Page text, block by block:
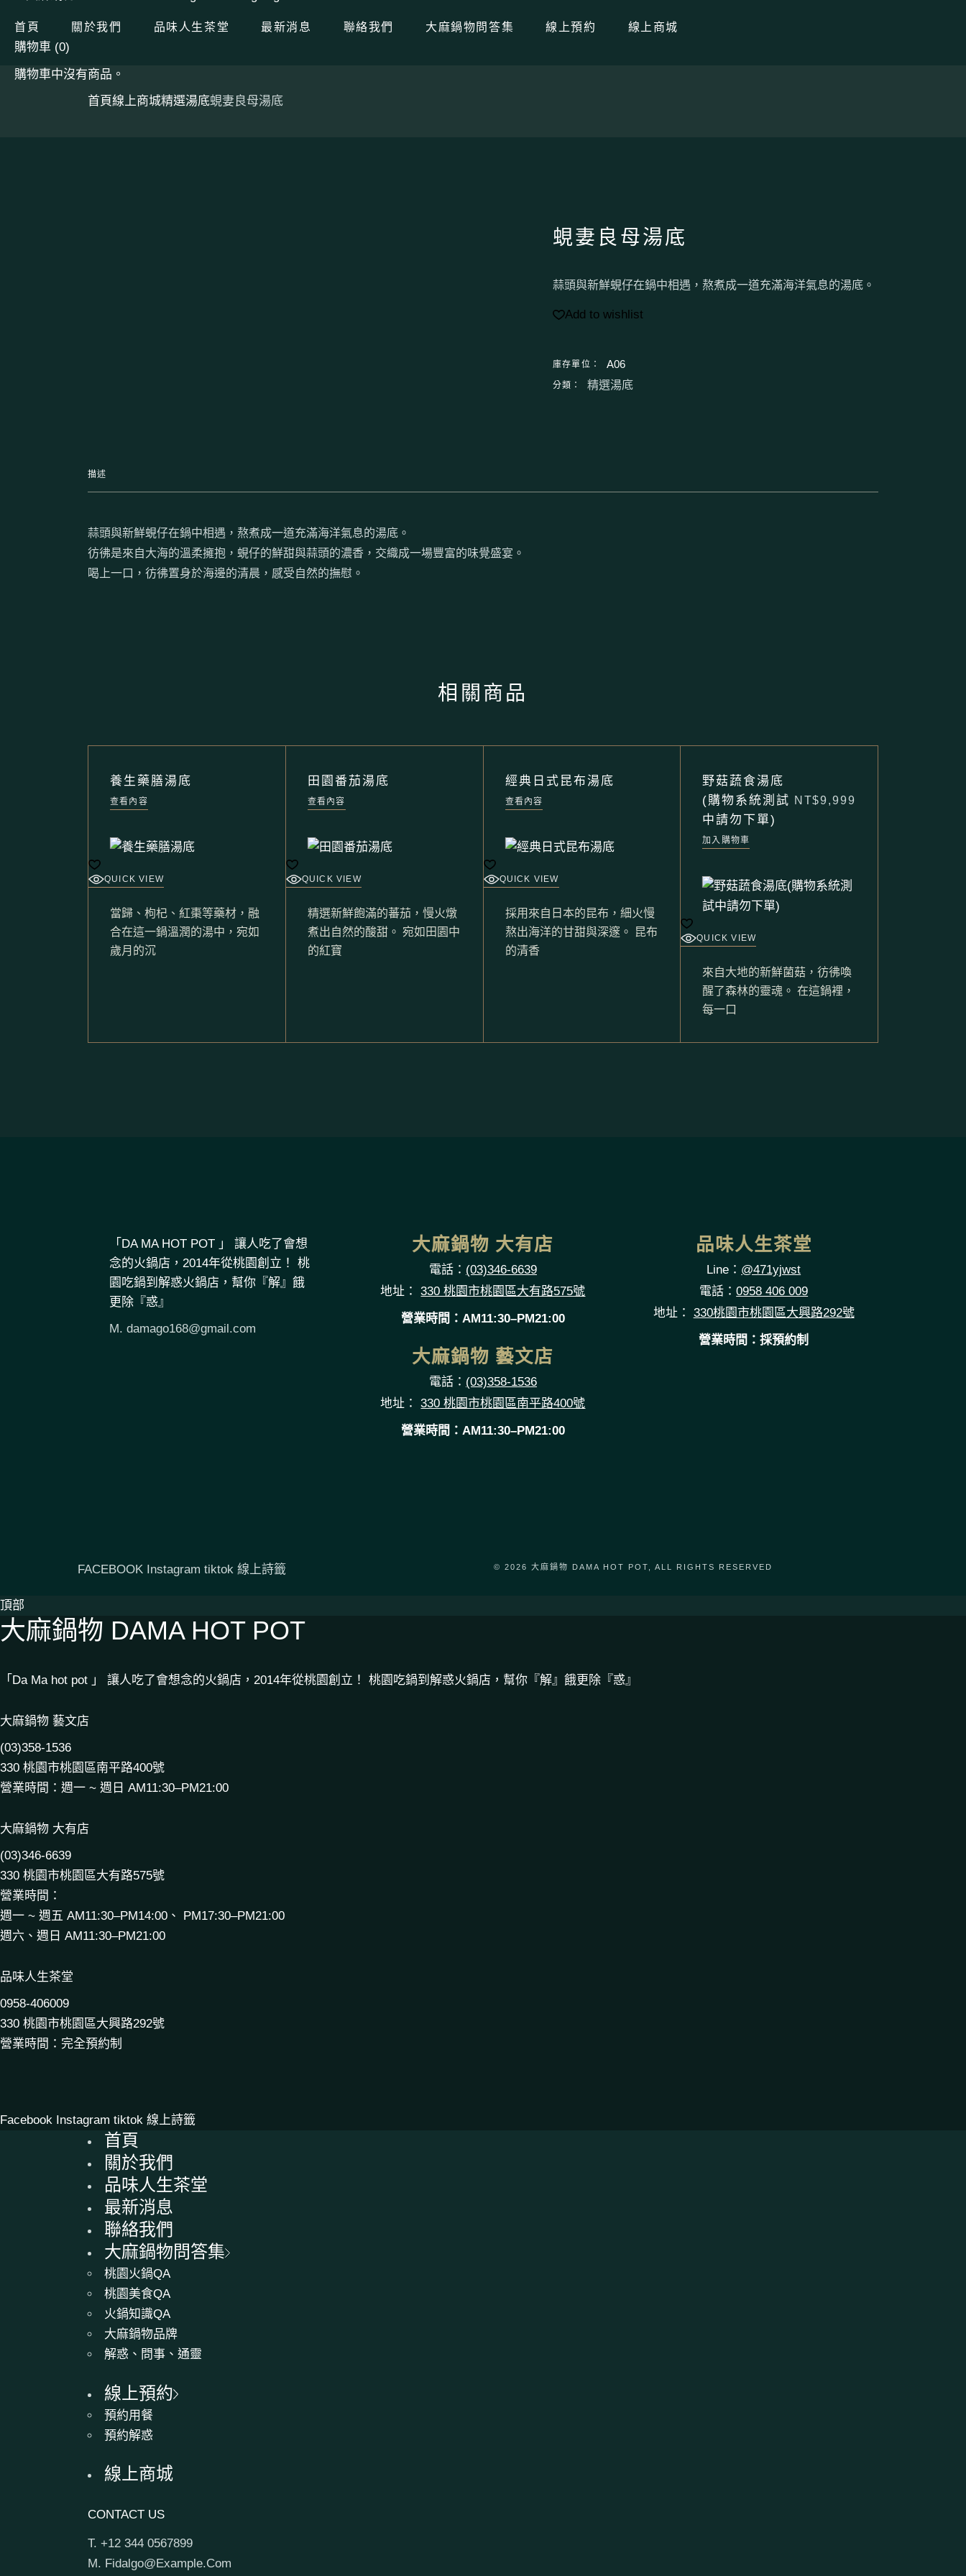
首頁 關於我們 品味人生茶堂 最新消息 聯絡我們 大麻鍋物問答集 線上預約 線上商城
購物車 (0)
購物車中沒有商品。
首頁線上商城精選湯底蜆妻良母湯底
蜆妻良母湯底
蒜頭與新鮮蜆仔在鍋中相遇，熬煮成一道充滿海洋氣息的湯底。
Add to wishlist
庫存單位： A06
分類： 精選湯底
描述
蒜頭與新鮮蜆仔在鍋中相遇，熬煮成一道充滿海洋氣息的湯底。
彷彿是來自大海的溫柔擁抱，蜆仔的鮮甜與蒜頭的濃香，交織成一場豐富的味覺盛宴。
喝上一口，彷彿置身於海邊的清晨，感受自然的撫慰。
相關商品
養生藥膳湯底
查看內容
QUICK VIEW
當歸、枸杞、紅棗等藥材，融
合在這一鍋溫潤的湯中，宛如
歲月的沉
田園番茄湯底
查看內容
QUICK VIEW
精選新鮮飽滿的蕃茄，慢火燉
煮出自然的酸甜。 宛如田園中
的紅寶
經典日式昆布湯底
查看內容
QUICK VIEW
採用來自日本的昆布，細火慢
熬出海洋的甘甜與深邃。 昆布
的清香
野菇蔬食湯底
(購物系統測試
中請勿下單)
NT$9,999
加入購物車
QUICK VIEW
來自大地的新鮮菌菇，彷彿喚
醒了森林的靈魂。 在這鍋裡，
每一口
「DA MA HOT POT 」 讓人吃了會想
念的火鍋店，2014年從桃園創立！ 桃
園吃鍋到解惑火鍋店，幫你『解』餓
更除『惑』
M. damago168@gmail.com
大麻鍋物 大有店
電話： (03)346-6639
地址：330 桃園市桃園區大有路575號
營業時間：AM11:30–PM21:00
大麻鍋物 藝文店
電話： (03)358-1536
地址：330 桃園市桃園區南平路400號
營業時間：AM11:30–PM21:00
品味人生茶堂
Line： @471yjwst
電話：0958 406 009
地址： 330桃園市桃園區大興路292號
營業時間：採預約制
FACEBOOK Instagram tiktok 線上詩籤 © 2026 大麻鍋物 DAMA HOT POT, ALL RIGHTS RESERVED
頂部
大麻鍋物 DAMA HOT POT
「Da Ma hot pot 」 讓人吃了會想念的火鍋店，2014年從桃園創立！ 桃園吃鍋到解惑火鍋店，幫你『解』餓更除『惑』
大麻鍋物 藝文店
(03)358-1536
330 桃園市桃園區南平路400號
營業時間：週一 ~ 週日 AM11:30–PM21:00
大麻鍋物 大有店
(03)346-6639
330 桃園市桃園區大有路575號
營業時間：
週一 ~ 週五 AM11:30–PM14:00、 PM17:30–PM21:00
週六、週日 AM11:30–PM21:00
品味人生茶堂
0958-406009
330 桃園市桃園區大興路292號
營業時間：完全預約制
Facebook Instagram tiktok 線上詩籤
首頁
關於我們
品味人生茶堂
最新消息
聯絡我們
大麻鍋物問答集
桃園火鍋QA
桃園美食QA
火鍋知識QA
大麻鍋物品牌
解惑、問事、通靈
線上預約
預約用餐
預約解惑
線上商城
CONTACT US
T. +12 344 0567899
M. Fidalgo@Example.Com